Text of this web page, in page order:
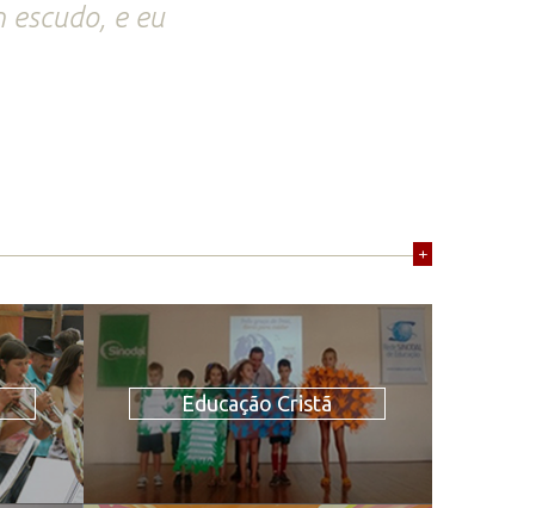
e eu
+
Educação Cristã